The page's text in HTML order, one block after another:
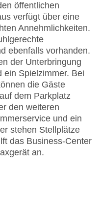
öffentlichen
verfügt über eine
Annehmlichkeiten.
ebenfalls vorhanden.
der Unterbringung
ein Spielzimmer. Bei
die Gäste
dem Parkplatz
den weiteren
und ein
stehen Stellplätze
das Business-Center
an.